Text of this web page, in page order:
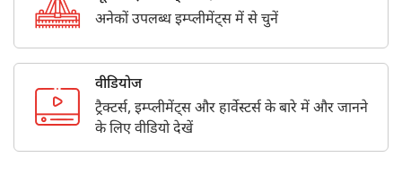
अनेकों उपलब्ध इम्प्लीमेंट्स में से चुनें
वीडियोज
ट्रैक्टर्स, इम्प्लीमेंट्स और हार्वेस्टर्स के बारे में और जानने
के लिए वीडियो देखें